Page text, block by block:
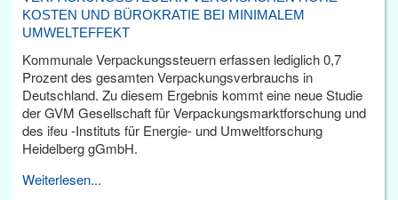
KOSTEN UND BÜROKRATIE BEI MINIMALEM
UMWELTEFFEKT
Kommunale Verpackungssteuern erfassen lediglich 0,7
Prozent des gesamten Verpackungsverbrauchs in
Deutschland. Zu diesem Ergebnis kommt eine neue Studie
der GVM Gesellschaft für Verpackungsmarktforschung und
des ifeu -Instituts für Energie- und Umweltforschung
Heidelberg gGmbH.
Weiterlesen...